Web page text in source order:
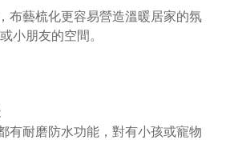
布藝梳化更容易營造溫暖居家的氛
小朋友的空間。
有耐磨防水功能，對有小孩或寵物